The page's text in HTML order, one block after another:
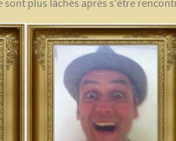
plus lâchés après s'être